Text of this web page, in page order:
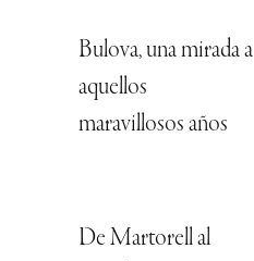
Bulova, una mirada a
aquellos
maravillosos años
De Martorell al